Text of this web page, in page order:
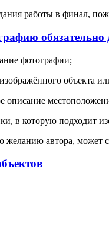
работы в финал,
фотографии;
объекта
описание
в которую подходит
автора, может